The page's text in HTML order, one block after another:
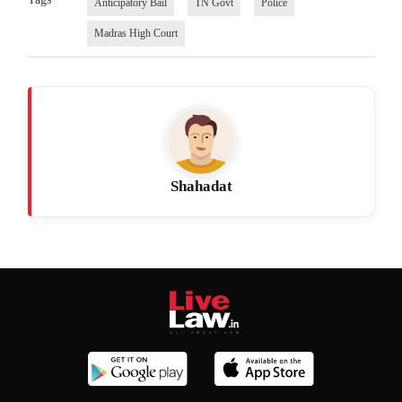
Anticipatory Bail TN Govt Police
Madras High Court
Shahadat